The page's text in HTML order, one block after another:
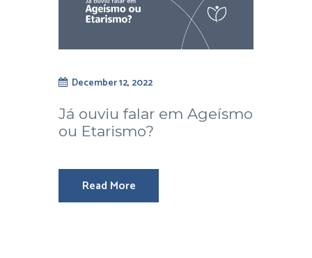
December 12, 2022
Já ouviu falar em Ageísmo
ou Etarismo?
Read More